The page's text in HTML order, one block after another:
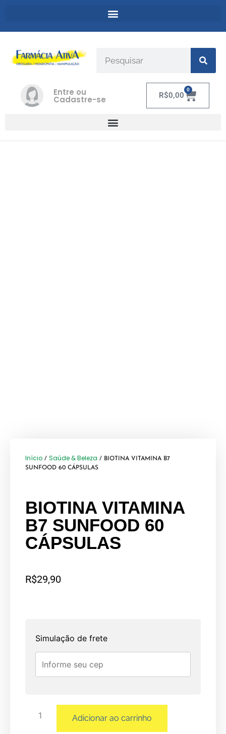
Entre ou
Cadastre-se R$0,00
0
Início / Saúde & Beleza / BIOTINA VITAMINA B7
SUNFOOD 60 CÁPSULAS
BIOTINA VITAMINA
B7 SUNFOOD 60
CÁPSULAS
R$29,90
Simulação de frete
Adicionar ao carrinho